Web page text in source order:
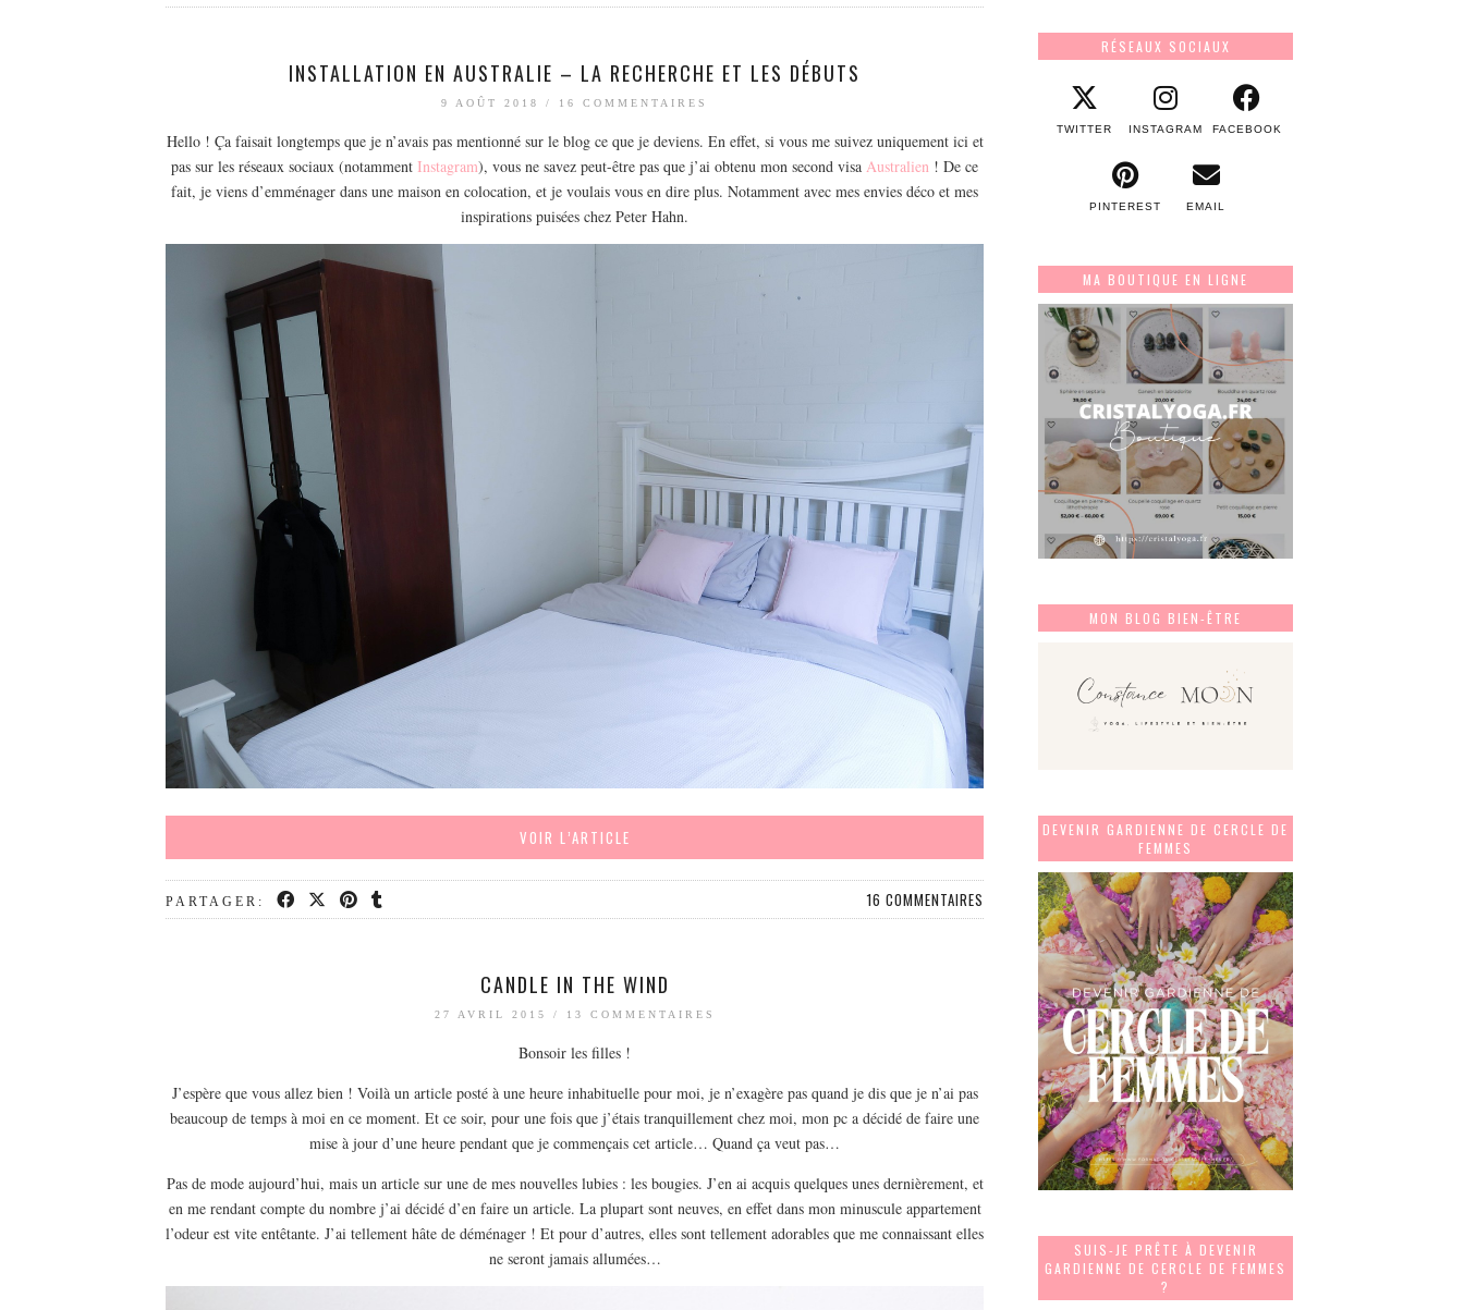
INSTALLATION EN AUSTRALIE – LA RECHERCHE ET LES DÉBUTS
9 AOÛT 2018 / 16 COMMENTAIRES
Hello ! Ça faisait longtemps que je n’avais pas mentionné sur le blog ce que je deviens. En effet, si vous me suivez uniquement ici et
pas sur les réseaux sociaux (notamment Instagram), vous ne savez peut-être pas que j’ai obtenu mon second visa Australien ! De ce
fait, je viens d’emménager dans une maison en colocation, et je voulais vous en dire plus. Notamment avec mes envies déco et mes
inspirations puisées chez Peter Hahn.
VOIR L’ARTICLE
PARTAGER: 16 COMMENTAIRES
CANDLE IN THE WIND
27 AVRIL 2015 / 13 COMMENTAIRES
Bonsoir les filles !
J’espère que vous allez bien ! Voilà un article posté à une heure inhabituelle pour moi, je n’exagère pas quand je dis que je n’ai pas
beaucoup de temps à moi en ce moment. Et ce soir, pour une fois que j’étais tranquillement chez moi, mon pc a décidé de faire une
mise à jour d’une heure pendant que je commençais cet article… Quand ça veut pas…
Pas de mode aujourd’hui, mais un article sur une de mes nouvelles lubies : les bougies. J’en ai acquis quelques unes dernièrement, et
en me rendant compte du nombre j’ai décidé d’en faire un article. La plupart sont neuves, en effet dans mon minuscule appartement
l’odeur est vite entêtante. J’ai tellement hâte de déménager ! Et pour d’autres, elles sont tellement adorables que me connaissant elles
ne seront jamais allumées…
RÉSEAUX SOCIAUX
TWITTER INSTAGRAM FACEBOOK
PINTEREST EMAIL
MA BOUTIQUE EN LIGNE
MON BLOG BIEN-ÊTRE
DEVENIR GARDIENNE DE CERCLE DE
FEMMES
SUIS-JE PRÊTE À DEVENIR
GARDIENNE DE CERCLE DE FEMMES
?